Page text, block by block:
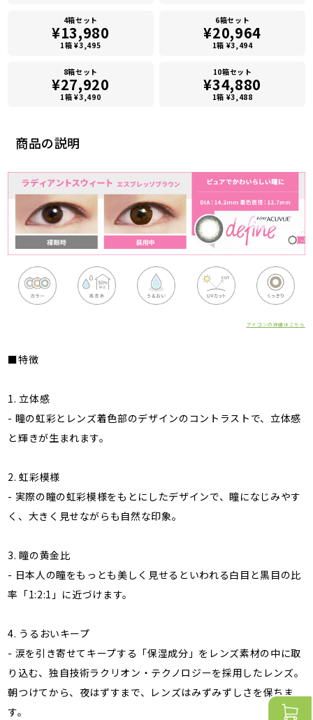
商品の説明
アイコンの詳細はこちら
■特徴
1. 立体感
- 瞳の虹彩とレンズ着色部のデザインのコントラストで、立体感
と輝きが生まれます。
2. 虹彩模様
- 実際の瞳の虹彩模様をもとにしたデザインで、瞳になじみやす
く、大きく見せながらも自然な印象。
3. 瞳の黄金比
- 日本人の瞳をもっとも美しく見せるといわれる白目と黒目の比
率「1:2:1」に近づけます。
4. うるおいキープ
- 涙を引き寄せてキープする「保湿成分」をレンズ素材の中に取
り込む、独自技術ラクリオン・テクノロジーを採用したレンズ。
朝つけてから、夜はずすまで、レンズはみずみずしさを保ちま
す。
4箱セット
¥13,980
1箱 ¥3,495
6箱セット
¥20,964
1箱 ¥3,494
8箱セット
¥27,920
1箱 ¥3,490
10箱セット
¥34,880
1箱 ¥3,488